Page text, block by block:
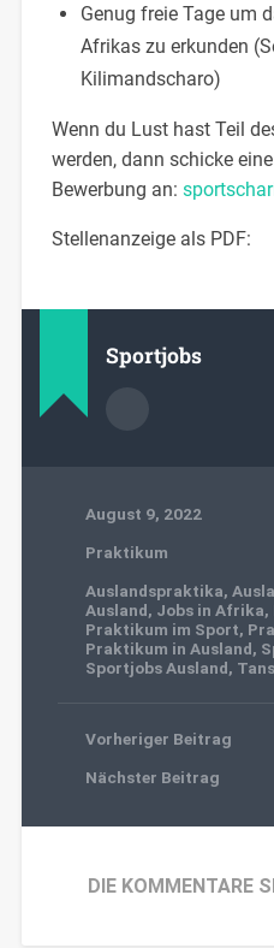
Genug freie Tage um
Afrikas zu erkunden
Kilimandscharo)
Wenn du Lust hast Teil
werden, dann schicke
Bewerbung an:
Stellenanzeige als PDF:
Sportjobs
August 9, 2022
Praktikum
Auslandspraktika,
Ausland, Jobs in Afrika,
Praktikum im Sport,
Praktikum in Ausland,
Sportjobs Ausland,
Vorheriger Beitrag
Nächster Beitrag
DIE KOMMENTARE